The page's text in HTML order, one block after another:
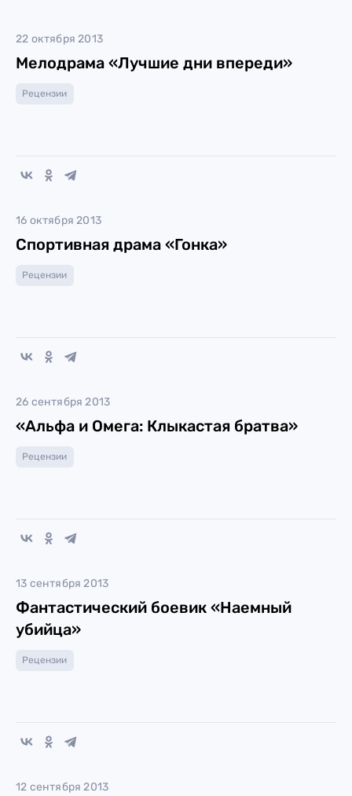
22 октября 2013
Мелодрама «Лучшие дни впереди»
Рецензии
16 октября 2013
Спортивная драма «Гонка»
Рецензии
26 сентября 2013
«Альфа и Омега: Клыкастая братва»
Рецензии
13 сентября 2013
Фантастический боевик «Наемный
убийца»
Рецензии
12 сентября 2013